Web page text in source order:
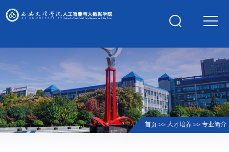
学校主页
首页 >> 人才培养 >> 专业简介